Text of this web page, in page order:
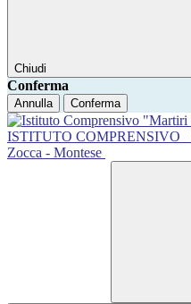
Chiudi
Conferma
Annulla Conferma
ISTITUTO COMPRENSIVO
Zocca - Montese